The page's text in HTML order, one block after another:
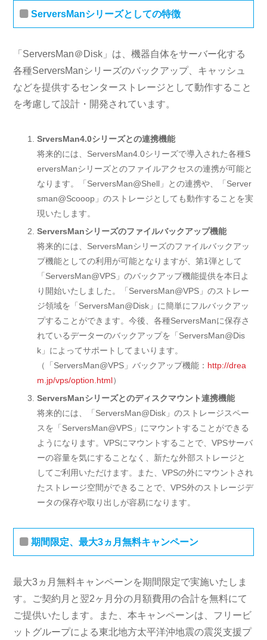
ServersManシリーズとしての特徴
「ServersMan＠Disk」は、機器自体をサーバー化する
各種ServersManシリーズのバックアップ、キャッシュ
などを提供するセンターストレージとして動作すること
を考慮して設計・開発されています。
SrversMan4.0シリーズとの連携機能
将来的には、ServersMan4.0シリーズで導入された各種S
erversManシリーズとのファイルアクセスの連携が可能と
なります。「ServersMan@Shell」との連携や、「Server
sman@Scooop」のストレージとしても動作することを実
現いたします。
ServersManシリーズのファイルバックアップ機能
将来的には、ServersManシリーズのファイルバックアッ
プ機能としての利用が可能となりますが、第1弾として
「ServersMan@VPS」のバックアップ機能提供を本日よ
り開始いたしました。「ServersMan@VPS」のストレー
ジ領域を「ServersMan@Disk」に簡単にフルバックアッ
プすることができます。今後、各種ServersManに保存さ
れているデーターのバックアップを「ServersMan@Dis
k」によってサポートしてまいります。
（「ServersMan@VPS」バックアップ機能： http://drea
m.jp/vps/option.html）
ServersManシリーズとのディスクマウント連携機能
将来的には、「ServersMan@Disk」のストレージスペー
スを「ServersMan@VPS」にマウントすることができる
ようになります。VPSにマウントすることで、VPSサーバ
ーの容量を気にすることなく、新たな外部ストレージと
してご利用いただけます。また、VPSの外にマウントされ
たストレージ空間ができることで、VPS外のストレージデ
ータの保存や取り出しが容易になります。
期間限定、最大3ヵ月無料キャンペーン
最大3ヵ月無料キャンペーンを期間限定で実施いたしま
す。ご契約月と翌2ヶ月分の月額費用の合計を無料にて
ご提供いたします。また、本キャンペーンは、フリービ
ットグループによる東北地方太平洋沖地震の震災支援プ